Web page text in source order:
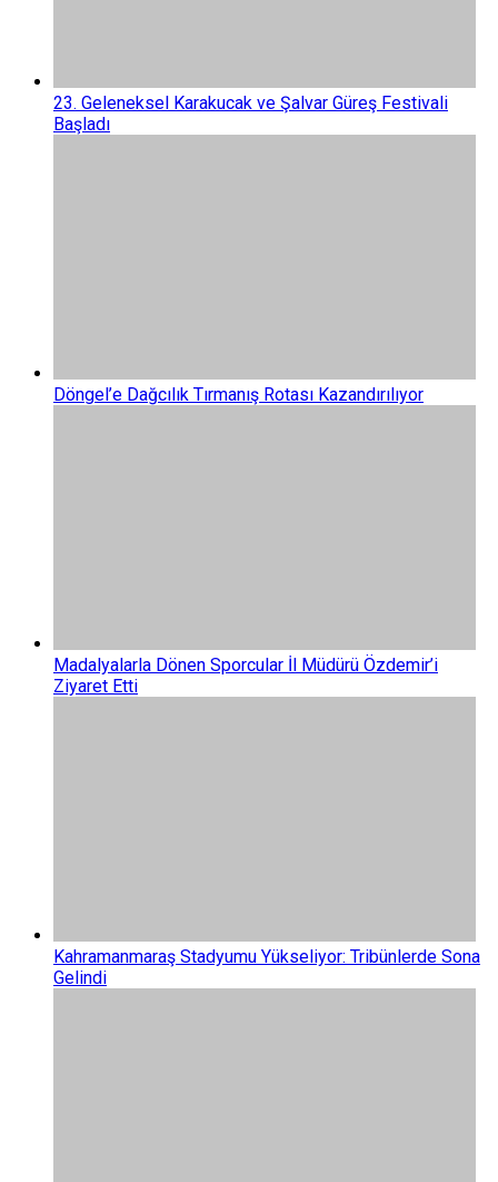
23. Geleneksel Karakucak ve Şalvar Güreş Festivali
Başladı
Döngel’e Dağcılık Tırmanış Rotası Kazandırılıyor
Madalyalarla Dönen Sporcular İl Müdürü Özdemir’i
Ziyaret Etti
Kahramanmaraş Stadyumu Yükseliyor: Tribünlerde Sona
Gelindi